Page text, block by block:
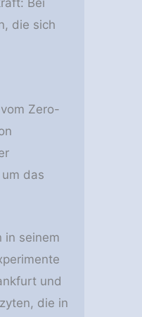
die sich
Zero-
das
in seinem
und
die in